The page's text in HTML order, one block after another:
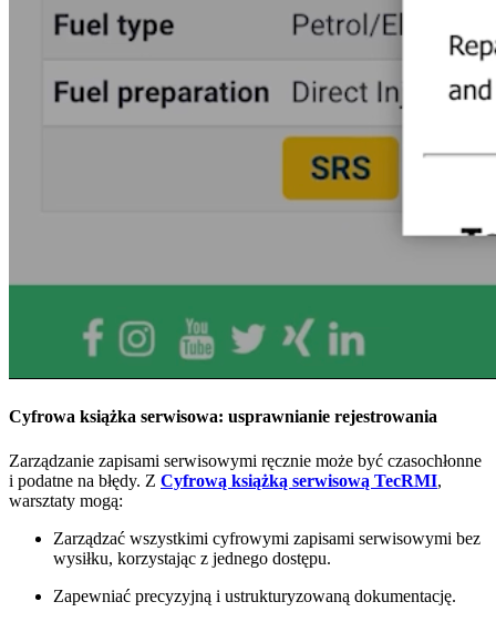
Cyfrowa książka serwisowa: usprawnianie rejestrowania
Zarządzanie zapisami serwisowymi ręcznie może być czasochłonne
i podatne na błędy. Z Cyfrową książką serwisową TecRMI,
warsztaty mogą:
Zarządzać wszystkimi cyfrowymi zapisami serwisowymi bez
wysiłku, korzystając z jednego dostępu.
Zapewniać precyzyjną i ustrukturyzowaną dokumentację.